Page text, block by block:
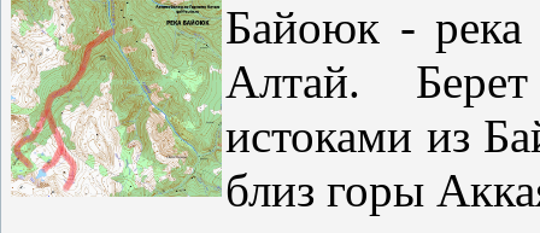
Байоюк - река
Алтай.
истоками из
близ горы